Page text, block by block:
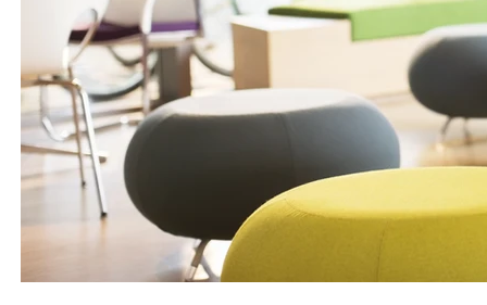
Brainstormings
Tags
ArbeitsplatzAtmosphäre BrainstormingBüroEffizienzGroßraumbüro
Synergie
positiv